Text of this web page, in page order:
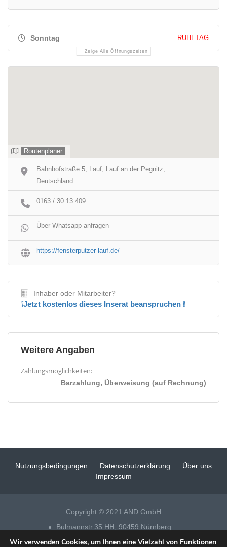
Sonntag RUHETAG
Zeige Alle Öffnungszeiten
Routenplaner
Bahnhofstraße 5, Lauf, Lauf an der Pegnitz,
Deutschland
0163 / 30 13 409
Über Whatsapp anfragen
https://fensterputzer-lauf.de/
Inhaber oder Mitarbeiter?
❕Jetzt kostenlos dieses Inserat beanspruchen ❕
Weitere Angaben
Zahlungsmöglichkeiten:
Barzahlung, Überweisung (auf Rechnung)
Nutzungsbedingungen Datenschutzerklärung
Über uns
Impressum
Copyright © 2021 AND GmbH
Bulmannstr.35 HH, 90459 Nürnberg
Tel 0911 – 14 88 69 25
Wir verwenden Cookies, um Ihnen eine Vielzahl von Funktionen